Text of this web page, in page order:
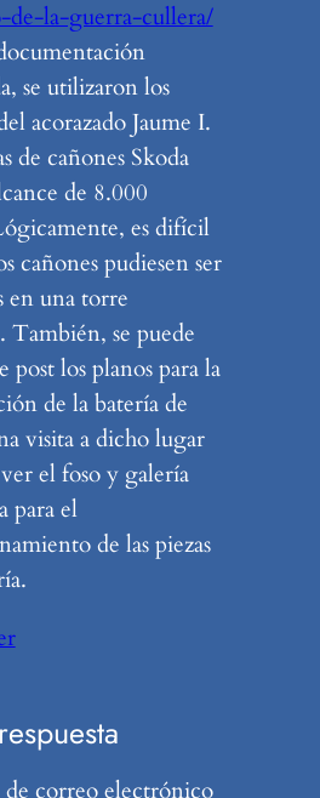
de-la-guerra-cullera/
se utilizaron los
acorazado Jaume I.
de cañones Skoda
de 8.000
es difícil
cañones pudiesen ser
en una torre
También, se puede
post los planos para la
de la batería de
visita a dicho lugar
el foso y galería
para el
de las piezas
correo electrónico